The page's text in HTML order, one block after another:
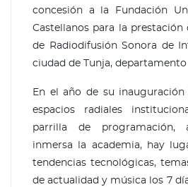
concesión a la Fundación
Castellanos para la
de Radiodifusión Sonora de
ciudad de Tunja, departamento
En el año de su inauguración
espacios radiales
parrilla de programación,
inmersa la academia, hay
tendencias tecnológicas,
de actualidad y música los 7